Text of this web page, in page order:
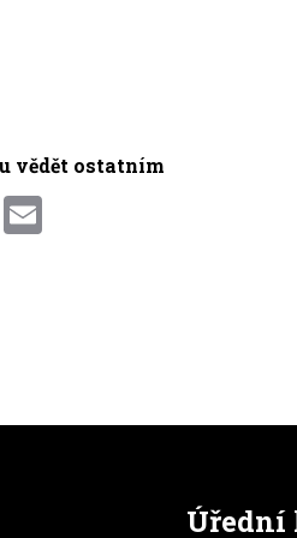
vědět ostatním
WhatsApp
Úřední